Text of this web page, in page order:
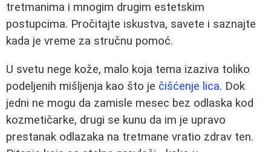
tretmanima i mnogim drugim estetskim
postupcima. Pročitajte iskustva, savete i saznajte
kada je vreme za stručnu pomoć.
U svetu nege kože, malo koja tema izaziva toliko
podeljenih mišljenja kao što je čišćenje lica. Dok
jedni ne mogu da zamisle mesec bez odlaska kod
kozmetičarke, drugi se kunu da im je upravo
prestanak odlazaka na tretmane vratio zdrav ten.